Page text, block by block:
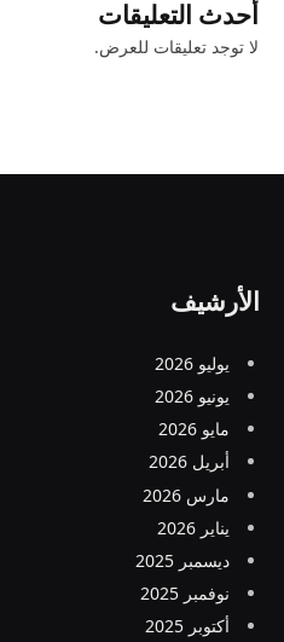
أحدث التعليقات
لا توجد تعليقات للعرض.
الأرشيف
يوليو 2026
يونيو 2026
مايو 2026
أبريل 2026
مارس 2026
يناير 2026
ديسمبر 2025
نوفمبر 2025
أكتوبر 2025